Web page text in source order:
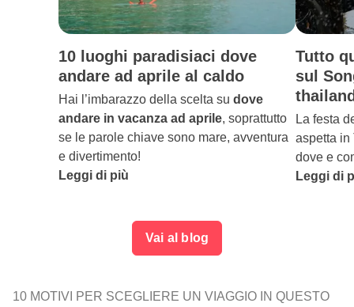
10 luoghi paradisiaci dove
andare ad aprile al caldo
Hai l’imbarazzo della scelta su dove
andare in vacanza ad aprile, soprattutto
se le parole chiave sono mare, avventura
e divertimento!
Leggi di più
Tutto
sul
La festa
aspetta in
dove e
Leggi di
Vai al blog
10 MOTIVI PER SCEGLIERE UN VIAGGIO IN QUESTO